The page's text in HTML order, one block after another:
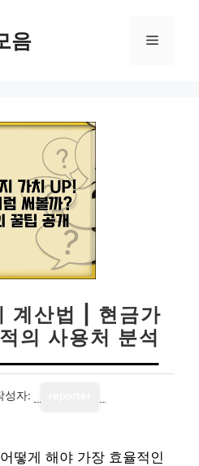
음 메
계산법 | 현금가
의 사용처 분석
성자:
떻게 해야 가장 효율적인